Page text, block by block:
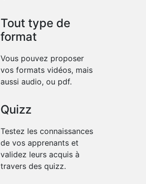
Tout type de
format
Vous pouvez proposer
vos formats vidéos, mais
aussi audio, ou pdf.
Quizz
Testez les connaissances
de vos apprenants et
validez leurs acquis à
travers des quizz.